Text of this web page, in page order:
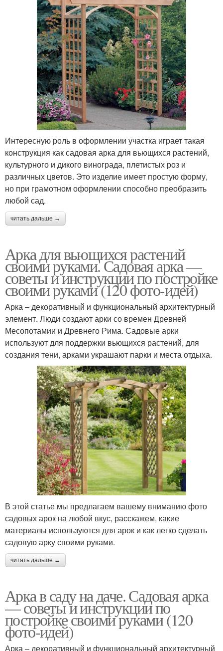
Интересную роль в оформлении участка играет такая
конструкция как садовая арка для вьющихся растений,
культурного и дикого винограда, плетистых роз и
различных цветов. Это изделие имеет простую форму,
но при грамотном оформлении способно преобразить
любой сад.
читать дальше →
Арка для вьющихся растений
своими руками. Садовая арка —
советы и инструкции по постройке
своими руками (120 фото-идей)
Арка – декоративный и функциональный архитектурный
элемент. Люди создают арки со времен Древней
Месопотамии и Древнего Рима. Садовые арки
используют для поддержки вьющихся растений, для
создания тени, арками украшают парки и места отдыха.
В этой статье мы предлагаем вашему вниманию фото
садовых арок на любой вкус, расскажем, какие
материалы используются для арок и как легко сделать
садовую арку своими руками.
читать дальше →
Арка в саду на даче. Садовая арка
— советы и инструкции по
постройке своими руками (120
фото-идей)
Арка – декоративный и функциональный архитектурный